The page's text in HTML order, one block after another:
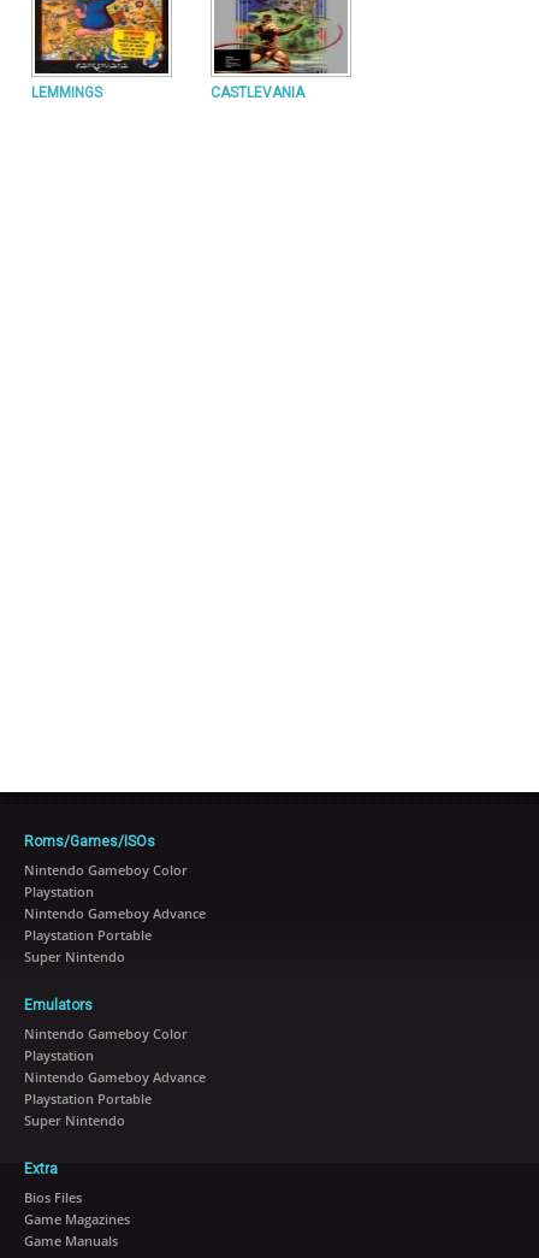
LEMMINGS CASTLEVANIA
Roms/Games/ISOs
Nintendo Gameboy Color
Playstation
Nintendo Gameboy Advance
Playstation Portable
Super Nintendo
Emulators
Nintendo Gameboy Color
Playstation
Nintendo Gameboy Advance
Playstation Portable
Super Nintendo
Extra
Bios Files
Game Magazines
Game Manuals